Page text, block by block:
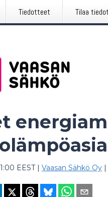
Tiedotteet Tilaa
EEST| Vaasan Sähkö Oy |